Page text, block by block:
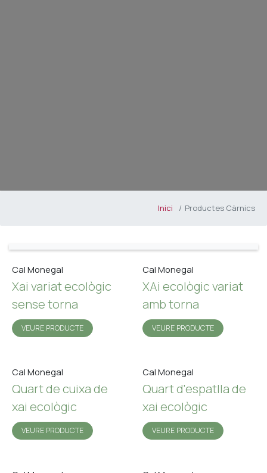
Inici Productes Càrnics
Cal Monegal
Xai variat ecològic
sense torna
VEURE PRODUCTE
Cal Monegal
XAi ecològic variat
amb torna
VEURE PRODUCTE
Cal Monegal
Quart de cuixa de
xai ecològic
VEURE PRODUCTE
Cal Monegal
Quart d'espatlla de
xai ecològic
VEURE PRODUCTE